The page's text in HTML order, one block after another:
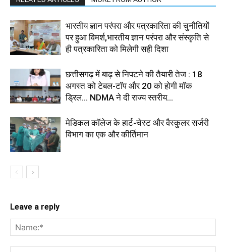
भारतीय ज्ञान परंपरा और पत्रकारिता की चुनौतियों
पर हुआ विमर्श,भारतीय ज्ञान परंपरा और संस्कृति से
ही पत्रकारिता को मिलेगी सही दिशा
छत्तीसगढ़ में बाढ़ से निपटने की तैयारी तेज : 18
अगस्त को टेबल-टॉप और 20 को होगी मॉक
ड्रिल... NDMA ने दी राज्य स्तरीय...
मेडिकल कॉलेज के हार्ट-चेस्ट और वैस्कुलर सर्जरी
विभाग का एक और कीर्तिमान
Leave a reply